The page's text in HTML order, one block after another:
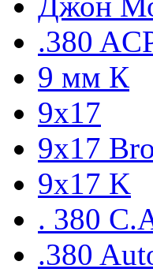
.380
9 мм К
9x17
9х17
9х17 K
. 380
.380